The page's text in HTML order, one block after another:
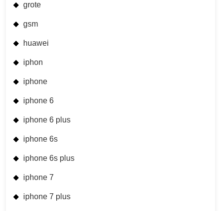
grote
gsm
huawei
iphon
iphone
iphone 6
iphone 6 plus
iphone 6s
iphone 6s plus
iphone 7
iphone 7 plus